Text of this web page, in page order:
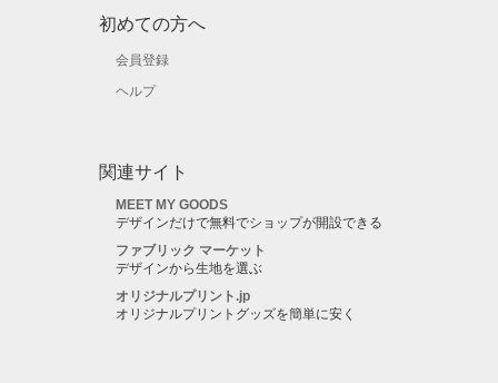
初めての方へ
会員登録
ヘルプ
関連サイト
MEET MY GOODS
デザインだけで無料でショップが開設できる
ファブリック マーケット
デザインから生地を選ぶ
オリジナルプリント.jp
オリジナルプリントグッズを簡単に安く